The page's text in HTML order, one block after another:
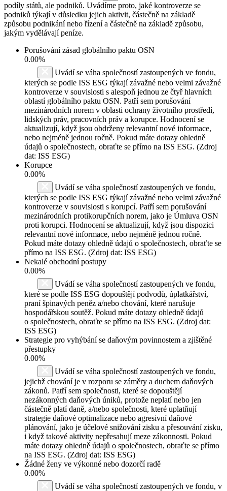
podíly států, ale podniků. Uvádíme proto, jaké kontroverze se
podniků týkají v důsledku jejich aktivit, částečně na základě
způsobu podnikání nebo řízení a částečně na základě způsobu,
jakým vydělávají peníze.
Porušování zásad globálního paktu OSN
0.00%
Uvádí se váha společností zastoupených ve fondu,
kterých se podle ISS ESG týkají závažné nebo velmi závažné
kontroverze v souvislosti s alespoň jednou ze čtyř hlavních
oblastí globálního paktu OSN. Patří sem porušování
mezinárodních norem v oblasti ochrany životního prostředí,
lidských práv, pracovních práv a korupce. Hodnocení se
aktualizují, když jsou obdrženy relevantní nové informace,
nebo nejméně jednou ročně. Pokud máte dotazy ohledně
údajů o společnostech, obraťte se přímo na ISS ESG. (Zdroj
dat: ISS ESG)
Korupce
0.00%
Uvádí se váha společností zastoupených ve fondu,
kterých se podle ISS ESG týkají závažné nebo velmi závažné
kontroverze v souvislosti s korupcí. Patří sem porušování
mezinárodních protikorupčních norem, jako je Úmluva OSN
proti korupci. Hodnocení se aktualizují, když jsou dispozici
relevantní nové informace, nebo nejméně jednou ročně.
Pokud máte dotazy ohledně údajů o společnostech, obraťte se
přímo na ISS ESG. (Zdroj dat: ISS ESG)
Nekalé obchodní postupy
0.00%
Uvádí se váha společností zastoupených ve fondu,
které se podle ISS ESG dopouštějí podvodů, úplatkářství,
praní špinavých peněz a/nebo chování, které narušuje
hospodářskou soutěž. Pokud máte dotazy ohledně údajů
o společnostech, obraťte se přímo na ISS ESG. (Zdroj dat:
ISS ESG)
Strategie pro vyhýbání se daňovým povinnostem a zjištěné
přestupky
0.00%
Uvádí se váha společností zastoupených ve fondu,
jejichž chování je v rozporu se záměry a duchem daňových
zákonů. Patří sem společnosti, které se dopouštějí
nezákonných daňových úniků, protože neplatí nebo jen
částečně platí daně, a/nebo společnosti, které uplatňují
strategie daňové optimalizace nebo agresivní daňové
plánování, jako je účelové snižování zisku a přesouvání zisku,
i když takové aktivity nepřesahují meze zákonnosti. Pokud
máte dotazy ohledně údajů o společnostech, obraťte se přímo
na ISS ESG. (Zdroj dat: ISS ESG)
Žádné ženy ve výkonné nebo dozorčí radě
0.00%
Uvádí se váha společností zastoupených ve fondu, v